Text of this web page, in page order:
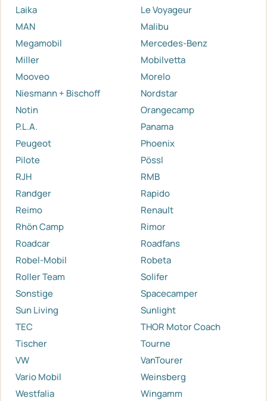
Laika
Le Voyageur
MAN
Malibu
Megamobil
Mercedes-Benz
Miller
Mobilvetta
Mooveo
Morelo
Niesmann + Bischoff
Nordstar
Notin
Orangecamp
P.L.A.
Panama
Peugeot
Phoenix
Pilote
Pössl
RJH
RMB
Randger
Rapido
Reimo
Renault
Rhön Camp
Rimor
Roadcar
Roadfans
Robel-Mobil
Robeta
Roller Team
Solifer
Sonstige
Spacecamper
Sun Living
Sunlight
TEC
THOR Motor Coach
Tischer
Tourne
VW
VanTourer
Vario Mobil
Weinsberg
Westfalia
Wingamm